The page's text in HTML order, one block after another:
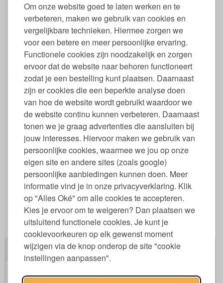
Om onze website goed te laten werken en te
verbeteren, maken we gebruik van cookies en
vergelijkbare technieken. Hiermee zorgen we
voor een betere en meer persoonlijke ervaring.
Functionele cookies zijn noodzakelijk en zorgen
ervoor dat de website naar behoren functioneert
zodat je een bestelling kunt plaatsen. Daarnaast
zijn er cookies die een beperkte analyse doen
van hoe de website wordt gebruikt waardoor we
de website continu kunnen verbeteren. Daarnaast
tonen we je graag advertenties die aansluiten bij
jouw interesses. Hiervoor maken we gebruik van
persoonlijke cookies, waarmee we jou op onze
eigen site en andere sites (zoals google)
persoonlijke aanbiedingen kunnen doen. Meer
informatie vind je in onze privacyverklaring. Klik
op "Alles Oké" om alle cookies te accepteren.
Kies je ervoor om te weigeren? Dan plaatsen we
uitsluitend functionele cookies. Je kunt je
cookievoorkeuren op elk gewenst moment
wijzigen via de knop onderop de site "cookie
instellingen aanpassen".
Badcape met Capuchon van Badstof Biologisch Katoen 72 x 72
cm
€29,
Badcape van Biologisch Katoen met Capuchon en Mini Dots
Structuur
€28,
Winkelwagen
Subtotaal:
€ 0,00